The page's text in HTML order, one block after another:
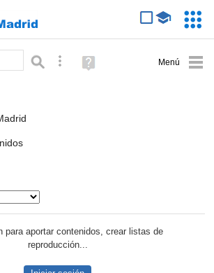
Búsqueda avanzada
Ayuda
(en
para aportar contenidos, crear listas de
reproducción...